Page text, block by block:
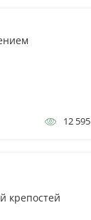
12 595
крепостей